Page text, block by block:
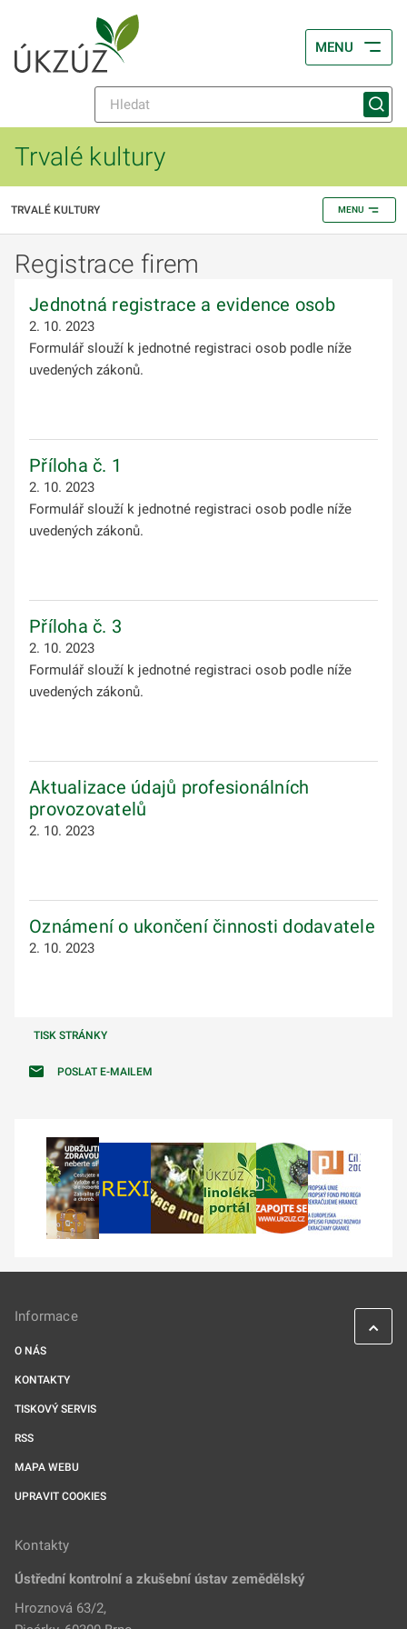
MENU
Trvalé kultury
TRVALÉ KULTURY MENU
Registrace firem
Jednotná registrace a evidence osob
2. 10. 2023
Formulář slouží k jednotné registraci osob podle níže
uvedených zákonů.
Příloha č. 1
2. 10. 2023
Formulář slouží k jednotné registraci osob podle níže
uvedených zákonů.
Příloha č. 3
2. 10. 2023
Formulář slouží k jednotné registraci osob podle níže
uvedených zákonů.
Aktualizace údajů profesionálních
provozovatelů
2. 10. 2023
Oznámení o ukončení činnosti dodavatele
2. 10. 2023
TISK STRÁNKY
POSLAT E-MAILEM
Informace
O NÁS
KONTAKTY
TISKOVÝ SERVIS
RSS
MAPA WEBU
UPRAVIT COOKIES
Kontakty
Ústřední kontrolní a zkušební ústav zemědělský
Hroznová 63/2,